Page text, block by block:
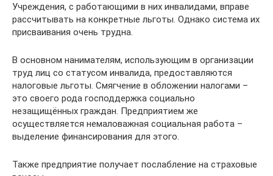
Учреждения, с работающими в них инвалидами, вправе
рассчитывать на конкретные льготы. Однако система их
присваивания очень трудна.
В основном нанимателям, использующим в организации
труд лиц со статусом инвалида, предоставляются
налоговые льготы. Смягчение в обложении налогами –
это своего рода господдержка социально
незащищённых граждан. Предприятием же
осуществляется немаловажная социальная работа –
выделение финансирования для этого.
Также предприятие получает послабление на страховые